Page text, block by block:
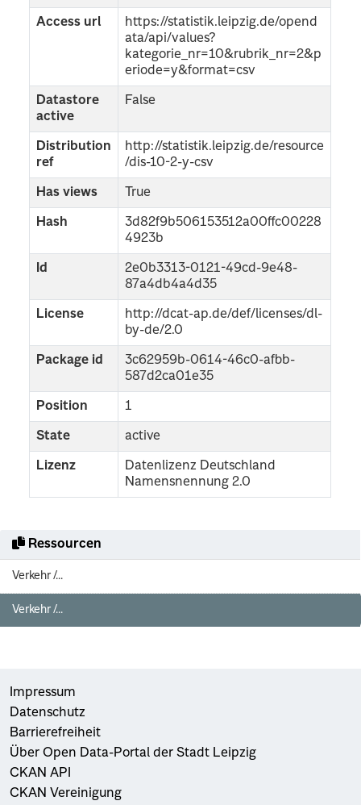
Ressourcen
Verkehr /...
Verkehr /...
Access url
https://statistik.leipzig.de/opend
ata/api/values?
kategorie_nr=10&rubrik_nr=2&p
eriode=y&format=csv
Datastore
active
False
Distribution
ref
http://statistik.leipzig.de/resource
/dis-10-2-y-csv
Has views True
Hash
3d82f9b506153512a00ffc00228
4923b
Id
2e0b3313-0121-49cd-9e48-
87a4db4a4d35
License
http://dcat-ap.de/def/licenses/dl-
by-de/2.0
Package id
3c62959b-0614-46c0-afbb-
587d2ca01e35
Position 1
State active
Lizenz
Datenlizenz Deutschland
Namensnennung 2.0
Impressum
Datenschutz
Barrierefreiheit
Über Open Data-Portal der Stadt Leipzig
CKAN API
CKAN Vereinigung